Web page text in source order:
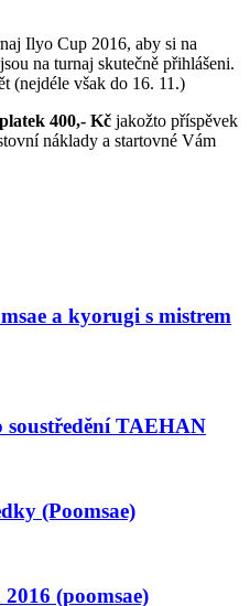
Ilyo Cup 2016, aby si na
na turnaj skutečně přihlášeni.
(nejdéle však do 16. 11.)
400,- Kč jakožto příspěvek
náklady a startovné Vám
a kyorugi s mistrem
TAEHAN
(Poomsae)
(poomsae)